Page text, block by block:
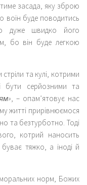
засада, яку зброю
воїн буде поводитись
дуже швидко його
бо він буде легкою
та кулі, котрими
бути серйозними та
, – опам’ятовує нас
житті прирівнюємося
та безтурботно. Тоді
котрий наносить
тяжко, а іноді й
норм, Божих